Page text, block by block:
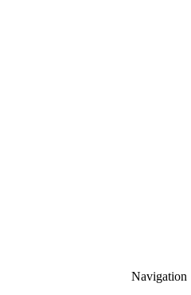
Navigation